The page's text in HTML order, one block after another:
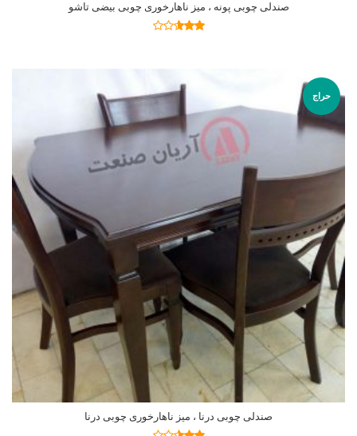
صندلی چوبی پونه ، میز ناهارخوری چوبی بیضی تاشو
اطلاعات بیشتر
حراج
صندلی چوبی درنا ، میز ناهارخوری چوبی درنا